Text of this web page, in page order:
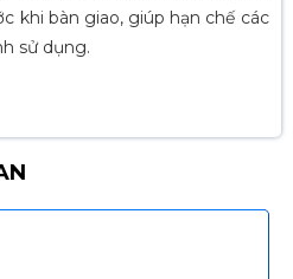
khi bàn giao, giúp hạn chế các
sử dụng.